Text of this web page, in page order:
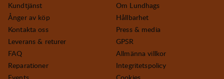
Kundtjänst
Ånger av köp
Kontakta oss
Leverans & returer
FAQ
Reparationer
Om Lundhags
Hållbarhet
Press & media
GPSR
Allmänna villkor
Integritetspolicy